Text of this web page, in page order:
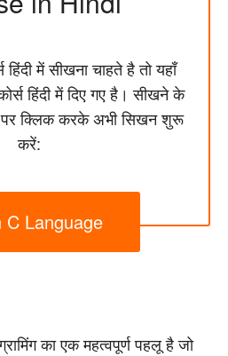
में सीखना चाहते है तो यहाँ
हिंदी में दिए गए है। सीखने के
पर क्लिक करके अभी सिखन शुरू
करें:
C Language
का एक महत्वपूर्ण पहलू है जो